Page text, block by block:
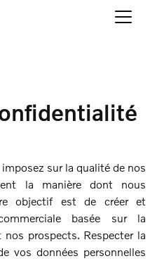
sur la qualité de nos
la manière dont nous
objectif est de créer et
basée sur la
prospects. Respecter la
vos données personnelles